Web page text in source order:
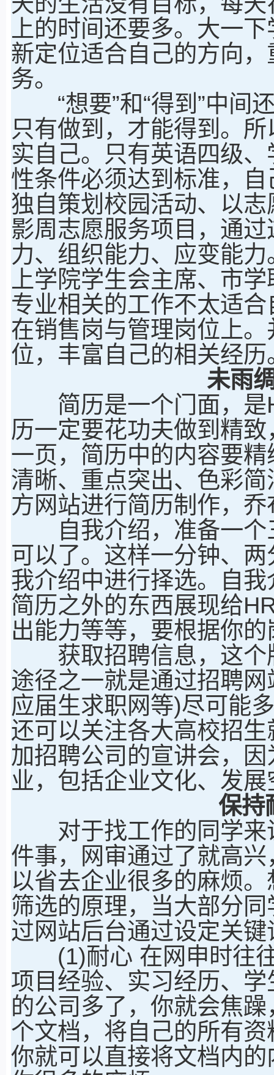
上的时间还要多。大一
新定位适合自己的方向
务。
“想要”和“得到”中间还
只有做到，才能得到。
实自己。只有英语四级
性条件必须达到标准，
独自策划校园活动、以
影周志愿服务项目，通
力、组织能力、应变能
上学院学生会主席、市
专业相关的工作不太适
在销售岗与管理岗位上
位，丰富自己的相关经历
未雨
简历是一个门面，是
历一定要花功夫做到精
一页，简历中的内容要
清晰、重点突出、色彩
方网站进行简历制作，
自我介绍，准备一个
可以了。这样一分钟、
我介绍中进行择选。自
简历之外的东西展现给
出能力等等，要根据你
获取招聘信息，这个
途径之一就是通过招聘
应届生求职网等)尽可能
还可以关注各大高校招
加招聘公司的宣讲会，
业，包括企业文化、发
保持
对于找工作的同学来
件事，网审通过了就高
以省去企业很多的麻烦
筛选的原理，当大部分
过网站后台通过设定关
(1)耐心 在网申时往往
项目经验、实习经历、
的公司多了，你就会焦
个文档，将自己的所有
你就可以直接将文档内